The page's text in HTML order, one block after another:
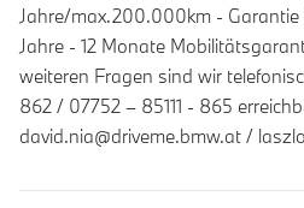
Jahre/max.200.000km - Garantie
Jahre - 12 Monate
weiteren Fragen sind wir
862 / 07752 – 85111 - 865
david.nia@driveme.bmw.at /